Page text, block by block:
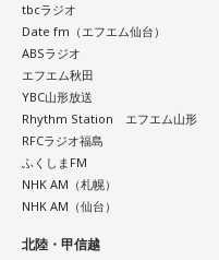
tbcラジオ
Date fm（エフエム仙台）
ABSラジオ
エフエム秋田
YBC山形放送
Rhythm Station エフエム山形
RFCラジオ福島
ふくしまFM
NHK AM（札幌）
NHK AM（仙台）
北陸・甲信越